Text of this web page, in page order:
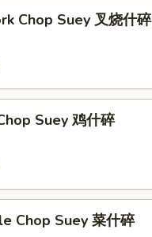
Chop Suey 叉烧什碎
Suey 鸡什碎
Chop Suey 菜什碎